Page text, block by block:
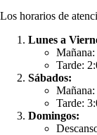
Los horarios de
Lunes a
Tarde:
Sábados:
Tarde:
Domingos: